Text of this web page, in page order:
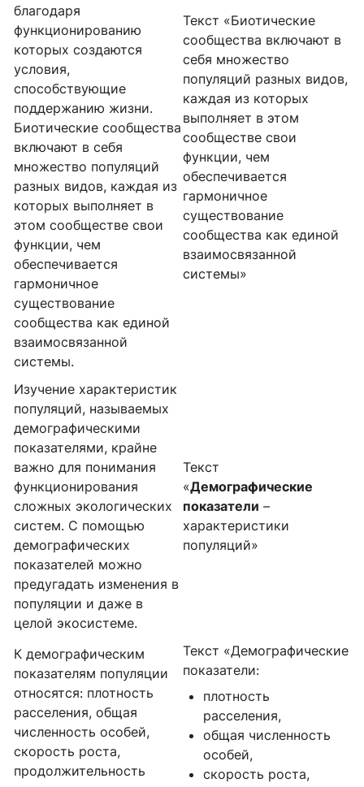
благодаря
функционированию
которых создаются
условия,
способствующие
поддержанию жизни.
Биотические сообщества
включают в себя
множество популяций
разных видов, каждая из
которых выполняет в
этом сообществе свои
функции, чем
обеспечивается
гармоничное
существование
сообщества как единой
взаимосвязанной
системы.
Текст «Биотические
сообщества включают в
себя множество
популяций разных видов,
каждая из которых
выполняет в этом
сообществе свои
функции, чем
обеспечивается
гармоничное
существование
сообщества как единой
взаимосвязанной
системы»
Изучение характеристик
популяций, называемых
демографическими
показателями, крайне
важно для понимания
функционирования
сложных экологических
систем. С помощью
демографических
показателей можно
предугадать изменения в
популяции и даже в
целой экосистеме.
Текст
«Демографические
показатели –
характеристики
популяций»
К демографическим
показателям популяции
относятся: плотность
расселения, общая
численность особей,
скорость роста,
продолжительность
Текст «Демографические
показатели:
плотность
расселения,
общая численность
особей,
скорость роста,